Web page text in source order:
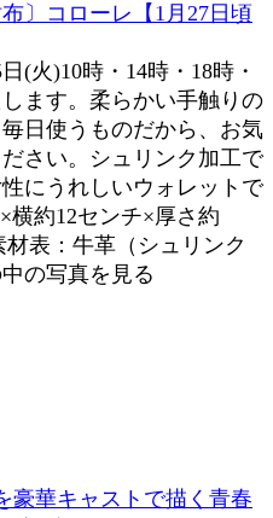
〕コローレ【1月27日頃
(火)10時・14時・18時・
ます。柔らかい手触りの
日使うものだから、お気
さい。シュリンク加工で
にうれしいウォレットで
横約12センチ×厚さ約
表：牛革（シュリンク
の写真を見る
豪華キャストで描く青春